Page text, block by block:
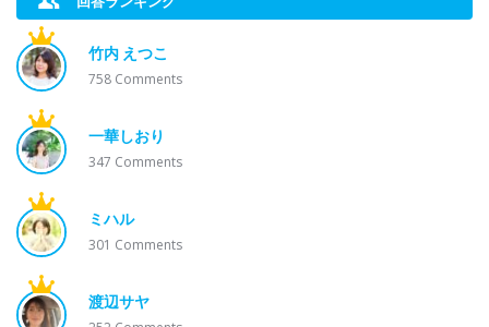
竹内 えつこ
758 Comments
一華しおり
347 Comments
ミハル
301 Comments
渡辺サヤ